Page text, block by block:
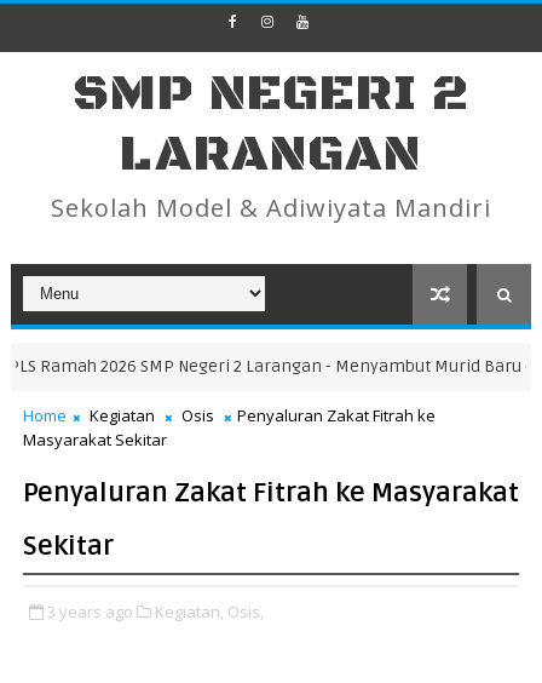
SMP NEGERI 2
LARANGAN
Sekolah Model & Adiwiyata Mandiri
2026 SMP Negeri 2 Larangan - Menyambut Murid Baru
Home Kegiatan Osis
Penyaluran Zakat Fitrah ke
Masyarakat Sekitar
Penyaluran Zakat Fitrah ke Masyarakat
Sekitar
3 years ago Kegiatan, Osis,